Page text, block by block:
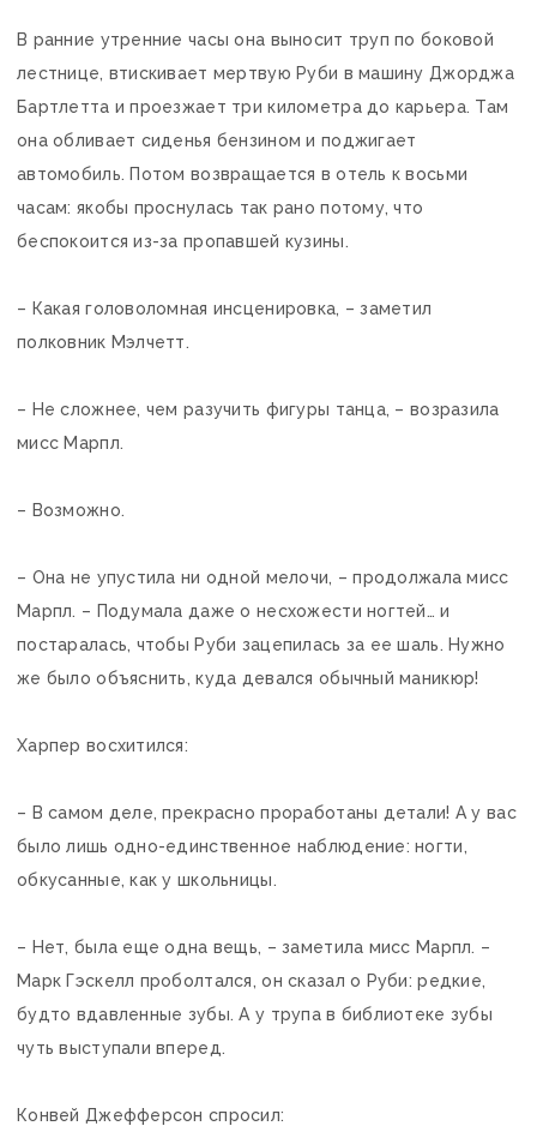
В ранние утренние часы она выносит труп по боковой
лестнице, втискивает мертвую Руби в машину Джорджа
Бартлетта и проезжает три километра до карьера. Там
она обливает сиденья бензином и поджигает
автомобиль. Потом возвращается в отель к восьми
часам: якобы проснулась так рано потому, что
беспокоится из-за пропавшей кузины.
– Какая головоломная инсценировка, – заметил
полковник Мэлчетт.
– Не сложнее, чем разучить фигуры танца, – возразила
мисс Марпл.
– Возможно.
– Она не упустила ни одной мелочи, – продолжала мисс
Марпл. – Подумала даже о несхожести ногтей… и
постаралась, чтобы Руби зацепилась за ее шаль. Нужно
же было объяснить, куда девался обычный маникюр!
Харпер восхитился:
– В самом деле, прекрасно проработаны детали! А у вас
было лишь одно-единственное наблюдение: ногти,
обкусанные, как у школьницы.
– Нет, была еще одна вещь, – заметила мисс Марпл. –
Марк Гэскелл проболтался, он сказал о Руби: редкие,
будто вдавленные зубы. А у трупа в библиотеке зубы
чуть выступали вперед.
Конвей Джефферсон спросил: